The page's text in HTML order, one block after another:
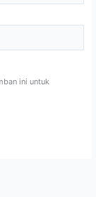
ini untuk